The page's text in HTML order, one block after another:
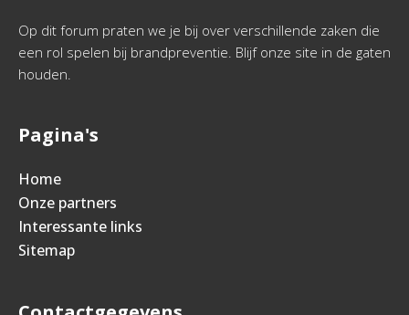
Op dit forum praten we je bij over verschillende zaken die
een rol spelen bij brandpreventie. Blijf onze site in de gaten
houden.
Pagina's
Home
Onze partners
Interessante links
Sitemap